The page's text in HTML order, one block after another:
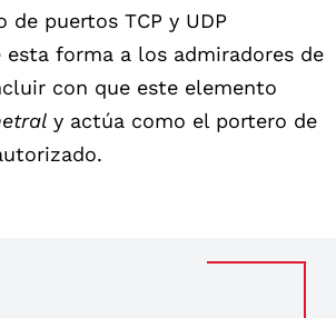
puertos TCP y UDP
forma a los admiradores de
con que este elemento
y actúa como el portero de